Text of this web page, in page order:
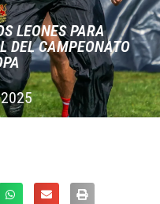
LEONES PARA
DEL CAMPEONATO